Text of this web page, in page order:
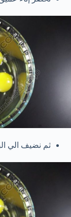
ثم نضيف الي